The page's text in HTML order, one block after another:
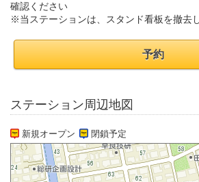
確認ください
※当ステーションは、スタンド看板を撤去
予約
ステーション周辺地図
新規オープン 閉鎖予定